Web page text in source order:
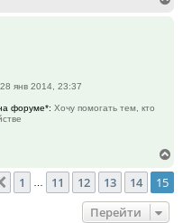
28 янв 2014, 23:37
форуме*: Хочу помогать тем, кто
к
15из 15
Пред.
1 11 12 13 14 15
Перейти